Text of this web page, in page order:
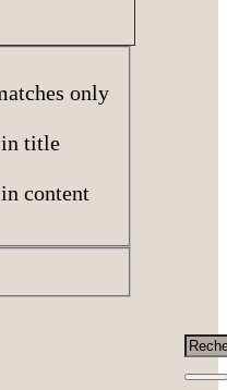
only
in title
content